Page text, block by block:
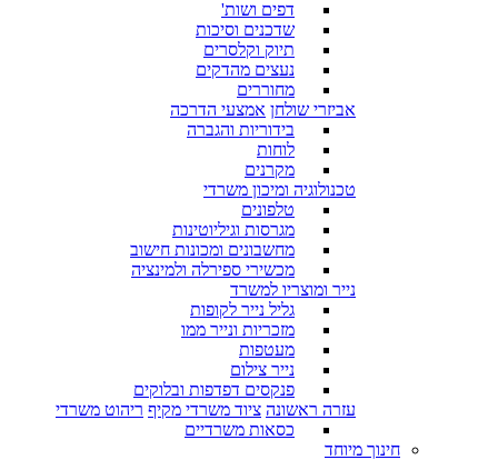
דפים ושות'
שדכנים וסיכות
תיוק וקלסרים
נעצים מהדקים
מחוררים
אביזרי שולחן אמצעי הדרכה
בידוריות והגברה
לוחות
מקרנים
טכנולוגיה ומיכון משרדי
טלפונים
מגרסות וגיליוטינות
מחשבונים ומכונות חישוב
מכשירי ספירלה ולמינציה
נייר ומוצריו למשרד
גליל נייר לקופות
מזכריות ונייר ממו
מעטפות
נייר צילום
פנקסים דפדפות ובלוקים
עזרה ראשונה ציוד משרדי מקיף ריהוט משרדי
כסאות משרדיים
חינוך מיוחד